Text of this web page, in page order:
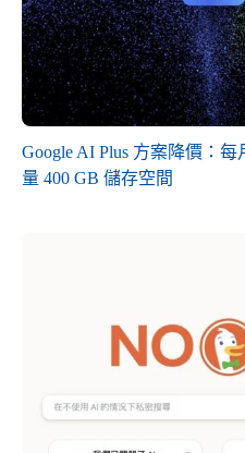
Google AI Plus 方案降價：
量 400 GB 儲存空間